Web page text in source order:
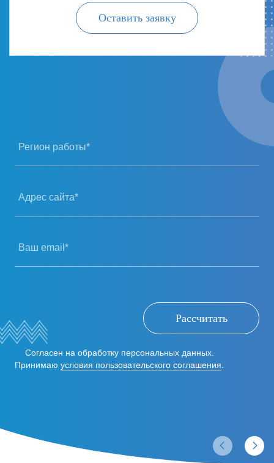
Оставить заявку
Регион работы*
Адрес сайта*
Ваш email*
Рассчитать
Согласен на обработку персональных данных.
Принимаю условия пользовательского соглашения